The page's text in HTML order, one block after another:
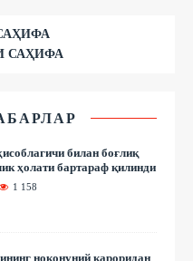
САҲИФА
билан боғлиқ
ҳолати бартараф қилинди
1 158
ноқонуний қароридан